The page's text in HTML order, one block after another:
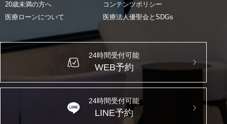
20歳未満の方へ
医療ローンについて
コンテンツポリシー
医療法人優聖会とSDGs
24時間受付可能
WEB予約
24時間受付可能
LINE予約